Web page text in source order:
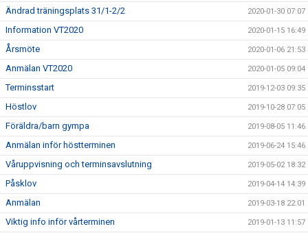
Ändrad träningsplats 31/1-2/2 2020-01-30 07:07
Information VT2020 2020-01-15 16:49
Årsmöte 2020-01-06 21:53
Anmälan VT2020 2020-01-05 09:04
Terminsstart 2019-12-03 09:35
Höstlov 2019-10-28 07:05
Föräldra/barn gympa 2019-08-05 11:46
Anmälan inför höstterminen 2019-06-24 15:46
Våruppvisning och terminsavslutning 2019-05-02 18:32
Påsklov 2019-04-14 14:39
Anmälan 2019-03-18 22:01
Viktig info inför vårterminen 2019-01-13 11:57